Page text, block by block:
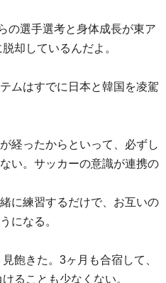
の選手選考と身体成長が東ア
却しているんだよ。
ムはすでに日本と韓国を凌駕
経ったからといって、必ずし
い。サッカーの意識が連携の
に練習するだけで、お互いの
になる。
飽きた。3ヶ月も合宿して、
ることも少なくない。